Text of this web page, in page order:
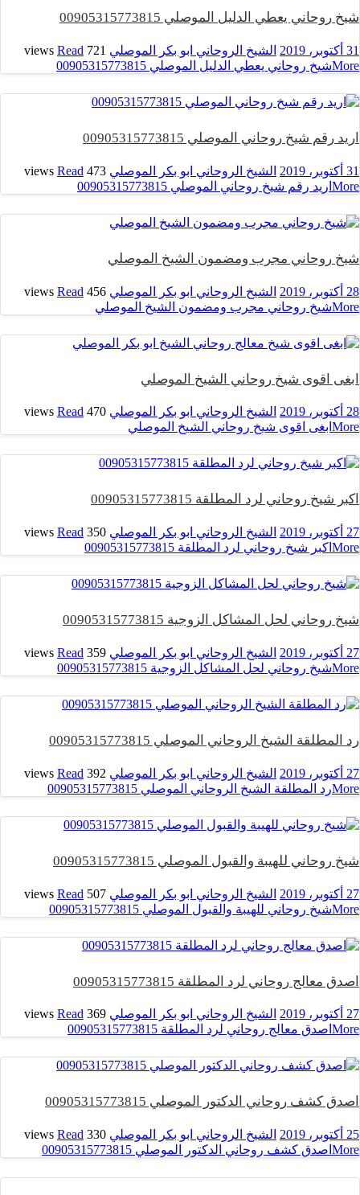
شيخ روحاني يعطي الدليل الموصلي 00905315773815
31 أكتوبر، 2019 الشيخ الروحاني ابو بكر الموصلي 721 views
Read
Moreشيخ روحاني يعطي الدليل الموصلي 00905315773815
اريد رقم شيخ روحاني الموصلي 00905315773815
31 أكتوبر، 2019 الشيخ الروحاني ابو بكر الموصلي 473 views
Read
More اريد رقم شيخ روحاني الموصلي 00905315773815
شيخ روحاني مجرب ومضمون الشيخ الموصلي
28 أكتوبر، 2019 الشيخ الروحاني ابو بكر الموصلي 456 views
Read
Moreشيخ روحاني مجرب ومضمون الشيخ الموصلي
ابغى اقوى شيخ روحاني الشيخ الموصلي
28 أكتوبر، 2019 الشيخ الروحاني ابو بكر الموصلي 470 views
Read
More ابغى اقوى شيخ روحاني الشيخ الموصلي
اكبر شيخ روحاني لرد المطلقة 00905315773815
27 أكتوبر، 2019 الشيخ الروحاني ابو بكر الموصلي 350 views
Read
More اكبر شيخ روحاني لرد المطلقة 00905315773815
شيخ روحاني لحل المشاكل الزوجية 00905315773815
27 أكتوبر، 2019 الشيخ الروحاني ابو بكر الموصلي 359 views
Read
Moreشيخ روحاني لحل المشاكل الزوجية 00905315773815
رد المطلقة الشيخ الروحاني الموصلي 00905315773815
27 أكتوبر، 2019 الشيخ الروحاني ابو بكر الموصلي 392 views
Read
Moreرد المطلقة الشيخ الروحاني الموصلي 00905315773815
شيخ روحاني للهيبة والقبول الموصلي 00905315773815
27 أكتوبر، 2019 الشيخ الروحاني ابو بكر الموصلي 507 views
Read
Moreشيخ روحاني للهيبة والقبول الموصلي 00905315773815
اصدق معالج روحاني لرد المطلقة 00905315773815
27 أكتوبر، 2019 الشيخ الروحاني ابو بكر الموصلي 369 views
Read
More اصدق معالج روحاني لرد المطلقة 00905315773815
اصدق كشف روحاني الدكتور الموصلي 00905315773815
25 أكتوبر، 2019 الشيخ الروحاني ابو بكر الموصلي 330 views
Read
More اصدق كشف روحاني الدكتور الموصلي 00905315773815